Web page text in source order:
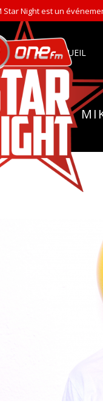
Star Night est un
ACCUEIL